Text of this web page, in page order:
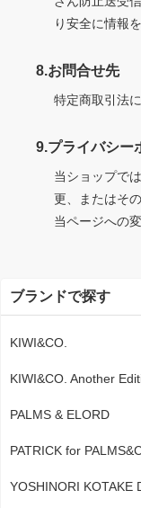
り安全に情報
8.お問合せ先
特定商取引法
9.プライバシー
当ショップで
更、またはそ
当ページへの
ブランドで探す
KIWI&CO.
KIWI&CO. Another
PALMS & ELORD
PATRICK for
YOSHINORI KOTAKE